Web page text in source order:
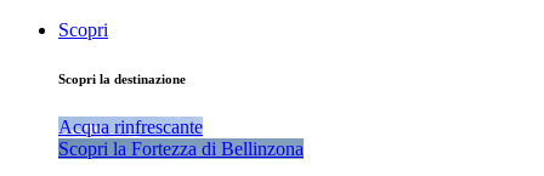
Scopri
Scopri la destinazione
Acqua rinfrescante
Scopri la Fortezza di Bellinzona